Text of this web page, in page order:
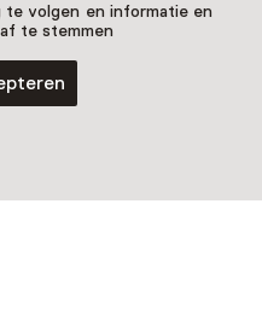
te volgen en informatie en
te stemmen
huis